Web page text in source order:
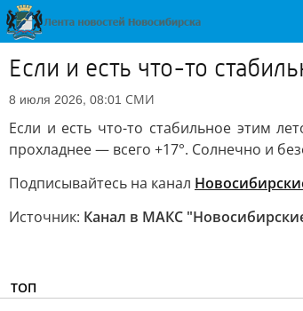
Если и есть что-то
8 июля 2026, 08:01 СМИ
Если и есть что-то стабильное этим
прохладнее — всего +17°. Солнечно и
Подписывайтесь на канал
Источник: Канал в МАКС
ТОП